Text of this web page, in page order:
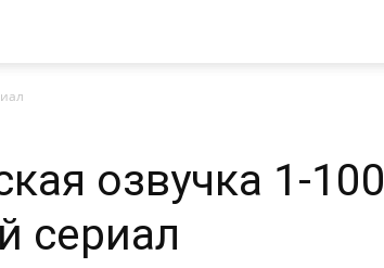
озвучка 1-100
сериал